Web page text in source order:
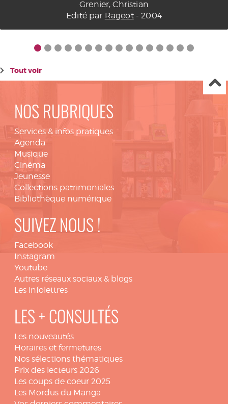
Grenier, Christian
Edité par Rageot- 2004
Tout voir
NOS RUBRIQUES
Services & infos pratiques
Agenda
Musique
Cinéma
Jeunesse
Collections patrimoniales
Bibliothèque numérique
SUIVEZ NOUS !
Facebook
Instagram
Youtube
Autres réseaux sociaux & blogs
Les infolettres
LES + CONSULTÉS
Les nouveautés
Horaires et fermetures
Nos sélections thématiques
Prix des lecteurs 2026
Les coups de coeur 2025
Les Mordus du Manga